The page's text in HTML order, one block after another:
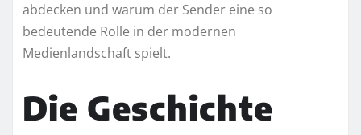
abdecken und warum der Sender eine so
bedeutende Rolle in der modernen
Medienlandschaft spielt.
Die Geschichte